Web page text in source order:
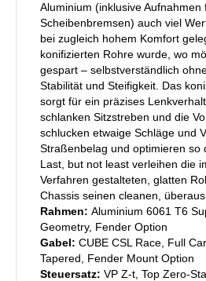
Aluminium (inklusive Aufnahmen
Scheibenbremsen) auch viel
bei zugleich hohem Komfort
konifizierten Rohre wurde, wo
gespart – selbstverständlich
Stabilität und Steifigkeit. Das
sorgt für ein präzises
schlanken Sitzstreben und die
schlucken etwaige Schläge und
Straßenbelag und optimieren so
Last, but not least verleihen die
Verfahren gestalteten, glatten
Chassis seinen cleanen,
Rahmen: Aluminium 6061 T6
Geometry, Fender Option
Gabel: CUBE CSL Race, Full
Tapered, Fender Mount Option
Steuersatz: VP Z-t, Top Zero-